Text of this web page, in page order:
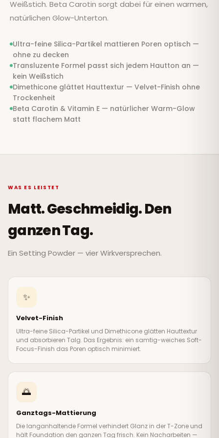
Weißstich. Beta Carotin sorgt dabei für einen warmen,
natürlichen Glow-Unterton.
Ultra-feine Silica-Partikel mattieren Poren optisch —
ohne zu decken
Transluzente Formel passt sich jedem Hautton an —
kein Weißstich
Dimethicone glättet Hauttextur — Velvet-Finish ohne
Trockenheit
Beta Carotin & Vitamin E — natürlicher Warm-Glow
statt flachem Matt
WAS ES LEISTET
Matt. Geschmeidig. Den
ganzen Tag.
Ein Setting Powder — vier Wirkversprechen.
✨
Velvet-Finish
Ultra-feine Silica-Partikel und Dimethicone glätten Hauttextur
und absorbieren Talg. Das Ergebnis: ein samtig-weiches Soft-
Focus-Finish das Poren optisch minimiert.
🌅
Ganztags-Mattierung
Die langanhaltende Formel verhindert Glanz in der T-Zone und
hält Foundation den ganzen Tag frisch. Kein Nacharbeiten —